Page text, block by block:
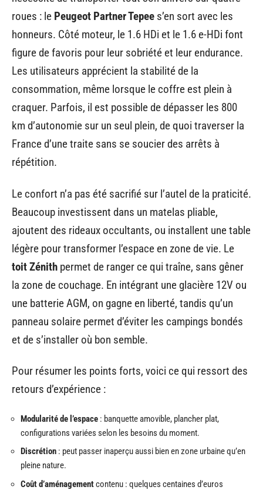
roues : le Peugeot Partner Tepee s’en sort avec les
honneurs. Côté moteur, le 1.6 HDi et le 1.6 e-HDi font
figure de favoris pour leur sobriété et leur endurance.
Les utilisateurs apprécient la stabilité de la
consommation, même lorsque le coffre est plein à
craquer. Parfois, il est possible de dépasser les 800
km d’autonomie sur un seul plein, de quoi traverser la
France d’une traite sans se soucier des arrêts à
répétition.
Le confort n’a pas été sacrifié sur l’autel de la praticité.
Beaucoup investissent dans un matelas pliable,
ajoutent des rideaux occultants, ou installent une table
légère pour transformer l’espace en zone de vie. Le
toit Zénith permet de ranger ce qui traîne, sans gêner
la zone de couchage. En intégrant une glacière 12V ou
une batterie AGM, on gagne en liberté, tandis qu’un
panneau solaire permet d’éviter les campings bondés
et de s’installer où bon semble.
Pour résumer les points forts, voici ce qui ressort des
retours d’expérience :
Modularité de l’espace : banquette amovible, plancher plat,
configurations variées selon les besoins du moment.
Discrétion : peut passer inaperçu aussi bien en zone urbaine qu’en
pleine nature.
Coût d’aménagementcontenu : quelques centaines d’euros